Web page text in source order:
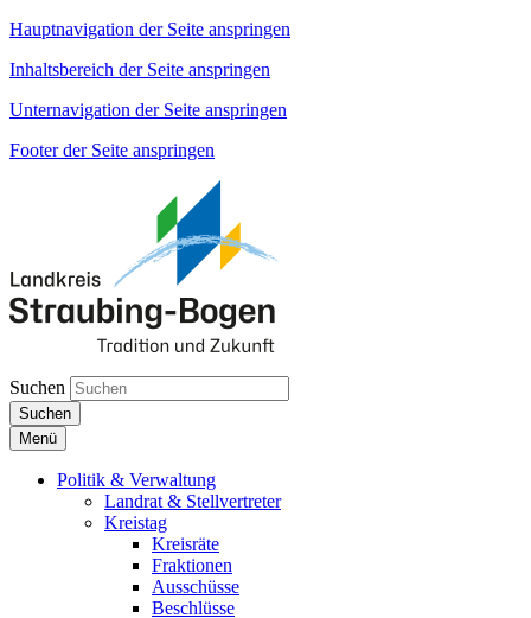
Hauptnavigation der Seite anspringen
Inhaltsbereich der Seite anspringen
Unternavigation der Seite anspringen
Footer der Seite anspringen
Suchen
Suchen
Menü
Politik & Verwaltung
Landrat & Stellvertreter
Kreistag
Kreisräte
Fraktionen
Ausschüsse
Beschlüsse